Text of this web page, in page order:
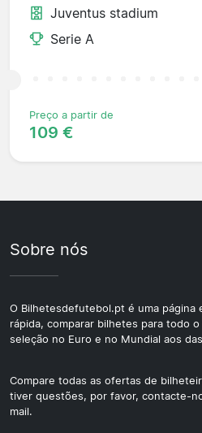
Juventus stadium
Serie A
Preço a partir de
109 €
Sobre nós
O Bilhetesdefutebol.pt é uma página
rápida, comparar bilhetes para todo
seleção no Euro e no Mundial aos
Compare todas as ofertas de
tiver questões, por favor, contacte-
mail.